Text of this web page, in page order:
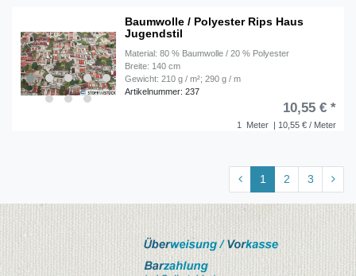
Baumwolle / Polyester Rips Haus
Jugendstil
Material: 80 % Baumwolle / 20 % Polyester
Breite: 140 cm
Gewicht: 210 g / m²; 290 g / m
Artikelnummer: 237
1 Meter | 10,55 € / Meter
10,55 € *
1 2 3